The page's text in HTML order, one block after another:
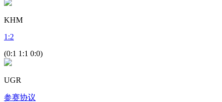
KHM
1 :2
(0:1 1:1 0:0)
UGR
参赛协议